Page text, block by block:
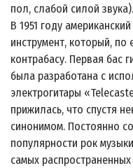
пол, слабой силой звука).
В 1951 году
инструмент, который, по
контрабасу. Первая бас
была разработана с
электрогитары
прижилась, что спустя
синонимом. Постоянно
популярности рок
самых